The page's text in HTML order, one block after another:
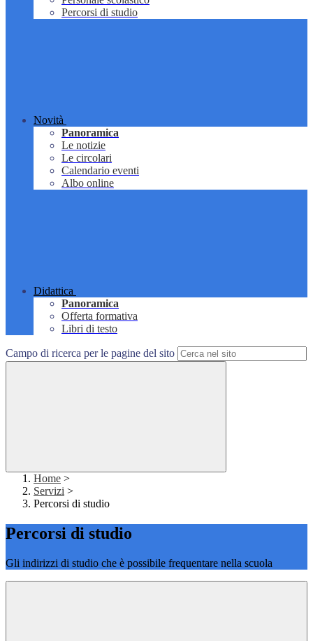
Percorsi di studio
Novità
Panoramica
Le notizie
Le circolari
Calendario eventi
Albo online
Didattica
Panoramica
Offerta formativa
Libri di testo
Campo di ricerca per le pagine del sito
Home >
Servizi >
Percorsi di studio
Percorsi di studio
Gli indirizzi di studio che è possibile frequentare nella scuola